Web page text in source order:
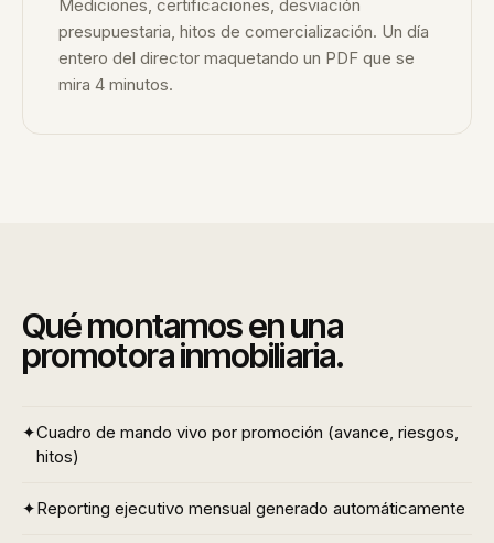
Mediciones, certificaciones, desviación
presupuestaria, hitos de comercialización. Un día
entero del director maquetando un PDF que se
mira 4 minutos.
Qué montamos en una
promotora inmobiliaria.
✦Cuadro de mando vivo por promoción (avance, riesgos,
hitos)
✦Reporting ejecutivo mensual generado automáticamente